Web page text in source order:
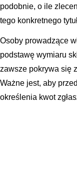
podobnie, o ile
tego konkretnego
Osoby prowadzące
podstawę wymiaru
zawsze pokrywa się
Ważne jest, aby
określenia kwot